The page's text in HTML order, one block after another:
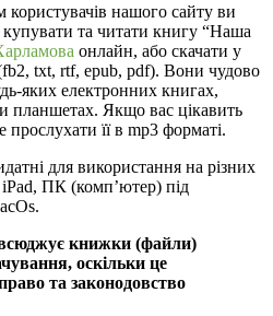
користувачів нашого сайту ви
та читати книгу “Наша
онлайн, або скачати у
txt, rtf, epub, pdf). Вони чудово
яких електронних книгах,
планшетах. Якщо вас цікавить
її в mp3 форматі.
для використання на різних
ПК (комп’ютер) під
книжки (файли)
оскільки це
та законодовство